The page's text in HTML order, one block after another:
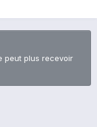
peut plus recevoir